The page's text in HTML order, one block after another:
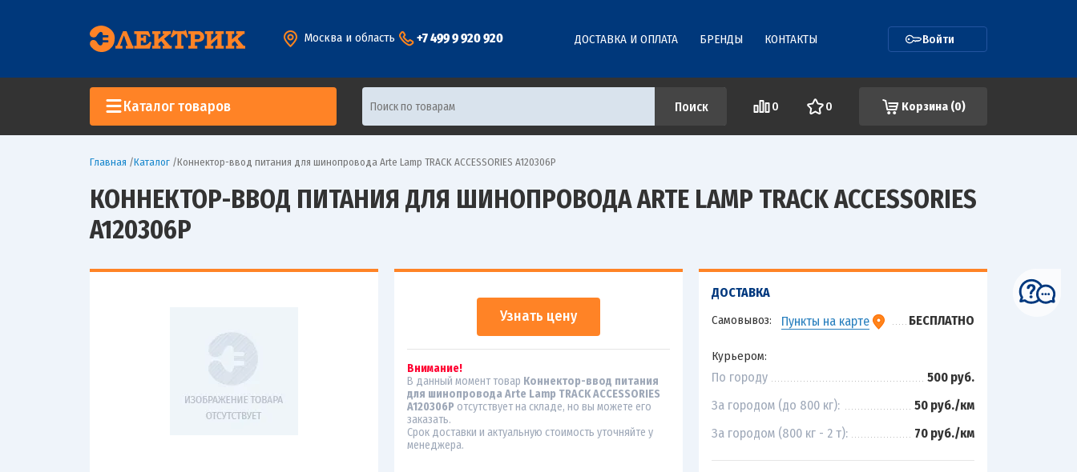
Москва и область +7 499 9 920 920 ДОСТАВКА И ОПЛАТА БРЕНДЫ КОНТАКТЫ Войти
Каталог товаров 0 0 Корзина (0)
Главная /Каталог /Коннектор-ввод питания для шинопровода Arte Lamp TRACK ACCESSORIES A120306P
КОННЕКТОР-ВВОД ПИТАНИЯ ДЛЯ ШИНОПРОВОДА ARTE LAMP TRACK ACCESSORIES
A120306P
Узнать цену
Внимание!
В данный момент товар Коннектор-ввод питания
для шинопровода Arte Lamp TRACK ACCESSORIES
A120306P отсутствует на складе, но вы можете его
заказать.
Срок доставки и актуальную стоимость уточняйте у
менеджера.
ДОСТАВКА
Самовывоз: Пункты на карте БЕСПЛАТНО
Курьером:
По городу
500 руб.
За городом (до 800 кг):
50 руб./км
За городом (800 кг - 2 т):
70 руб./км